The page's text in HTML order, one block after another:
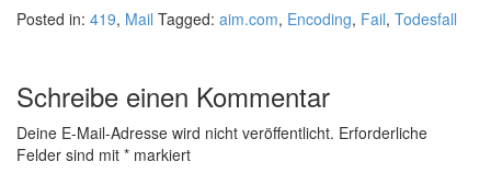
Posted in: 419, Mail Tagged: aim.com, Encoding, Fail, Todesfall
Schreibe einen Kommentar
Deine E-Mail-Adresse wird nicht veröffentlicht. Erforderliche
Felder sind mit * markiert